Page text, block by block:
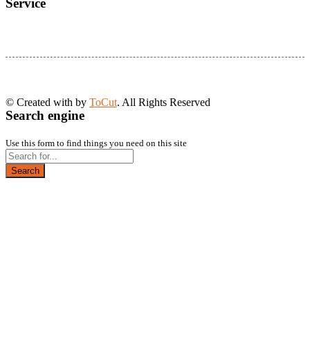
© Created with by ToCut. All Rights Reserved
Search engine
Use this form to find things you need on this site
Search